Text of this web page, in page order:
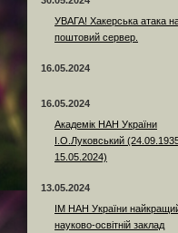
УВАГА! Хакерська атака
поштовий сервер.
16.05.2024
16.05.2024
Академік НАН України
І.О.Луковський
15.05.2024)
13.05.2024
ІМ НАН України
науково-освітній заклад